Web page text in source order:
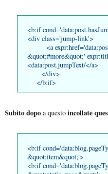
<b:if
<div class='jump-link'>
<a
&quot;#more&quot;'
<data:post.jumpText/</a>
</div>
</b:if>
Subito dopo a questo incollate
<b:if
&quot;item&quot;'>
<b:if